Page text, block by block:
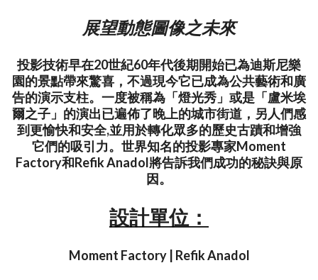
展望動態圖像之未來
投影技術早在20世紀60年代後期開始已為迪斯尼樂
園的景點帶來驚喜，不過現今它已成為公共藝術和廣
告的演示支柱。一度被稱為「燈光秀」或是「盧米埃
爾之子」的演出已遍佈了晚上的城市街道，另人們感
到更愉快和安全,並用於轉化眾多的歷史古蹟和增強
它們的吸引力。世界知名的投影專家Moment
Factory和Refik Anadol將告訴我們成功的秘訣與原
因。‬
設計單位：
Moment Factory | Refik Anadol